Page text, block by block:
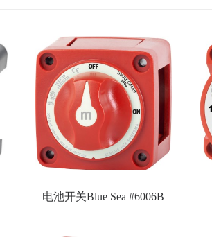
电池开关Blue Sea #6006B